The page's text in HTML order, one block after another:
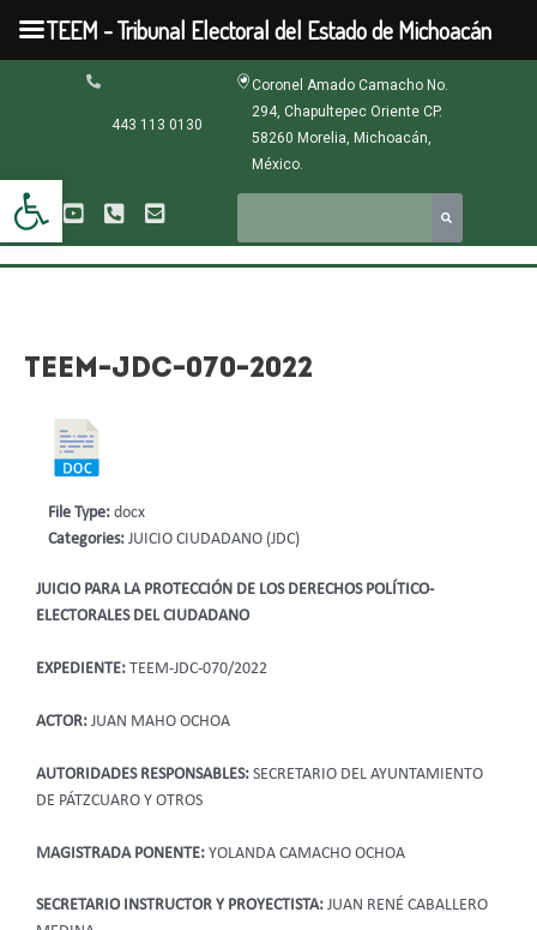
Abrir barra de herramientas
contenido
443 113 0130
Coronel Amado Camacho No.
294, Chapultepec Oriente CP.
58260 Morelia, Michoacán,
México.
TEEM-JDC-070-2022
JUICIO PARA LA PROTECCIÓN DE LOS DERECHOS POLÍTICO-
ELECTORALES DEL CIUDADANO
EXPEDIENTE: TEEM-JDC-070/2022
ACTOR: JUAN MAHO OCHOA
AUTORIDADES RESPONSABLES: SECRETARIO DEL AYUNTAMIENTO
DE PÁTZCUARO Y OTROS
MAGISTRADA PONENTE: YOLANDA CAMACHO OCHOA
SECRETARIO INSTRUCTOR Y PROYECTISTA: JUAN RENÉ CABALLERO
File Type: docx
Categories: JUICIO CIUDADANO (JDC)
TEEM - Tribunal Electoral del Estado de Michoacán